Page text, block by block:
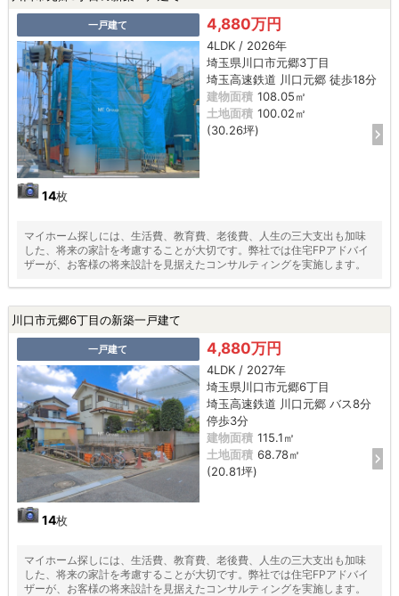
一戸建て
14枚
4,880万円
4LDK / 2026年
埼玉県川口市元郷3丁目
埼玉高速鉄道 川口元郷 徒歩18分
建物面積 108.05㎡
土地面積 100.02㎡
(30.26坪)
マイホーム探しには、生活費、教育費、老後費、人生の三大支出も加味
した、将来の家計を考慮することが大切です。弊社では住宅FPアドバイ
ザーが、お客様の将来設計を見据えたコンサルティングを実施します。
川口市元郷6丁目の新築一戸建て
一戸建て
14枚
4,880万円
4LDK / 2027年
埼玉県川口市元郷6丁目
埼玉高速鉄道 川口元郷 バス8分
停歩3分
建物面積 115.1㎡
土地面積 68.78㎡
(20.81坪)
マイホーム探しには、生活費、教育費、老後費、人生の三大支出も加味
した、将来の家計を考慮することが大切です。弊社では住宅FPアドバイ
ザーが、お客様の将来設計を見据えたコンサルティングを実施します。